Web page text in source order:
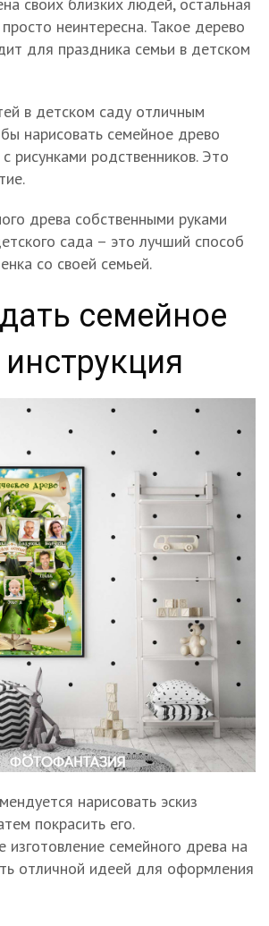
своих близких людей, остальная
неинтересна. Такое дерево
для праздника семьи в детском
в детском саду отличным
нарисовать семейное древо
рисунками родственников. Это
древа собственными руками
сада – это лучший способ
со своей семьей.
семейное
нарисовать эскиз
покрасить его.
изготовление семейного древа на
отличной идеей для оформления